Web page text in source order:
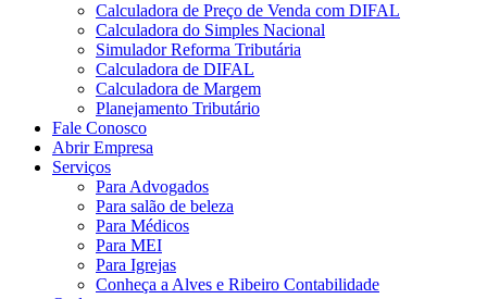
Calculadora de Preço de Venda com DIFAL
Calculadora do Simples Nacional
Simulador Reforma Tributária
Calculadora de DIFAL
Calculadora de Margem
Planejamento Tributário
Fale Conosco
Abrir Empresa
Serviços
Para Advogados
Para salão de beleza
Para Médicos
Para MEI
Para Igrejas
Conheça a Alves e Ribeiro Contabilidade